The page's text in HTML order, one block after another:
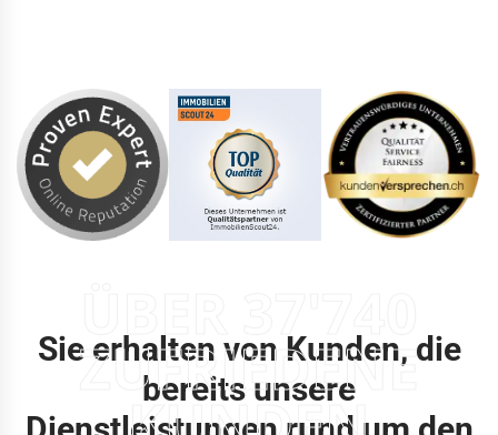
ZUFRIEDENE
Sie erhalten von Kunden, die
bereits unsere